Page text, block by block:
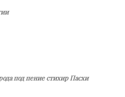
под пение стихир Пасхи